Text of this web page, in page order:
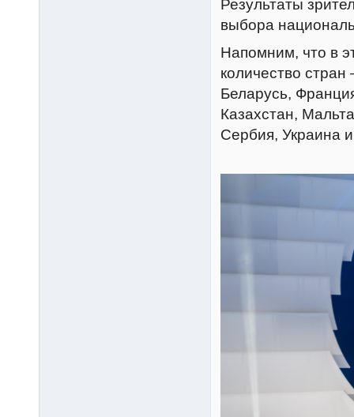
Результаты
выбора
Напомним, что в
количество
Беларусь,
Казахстан,
Сербия, Украина